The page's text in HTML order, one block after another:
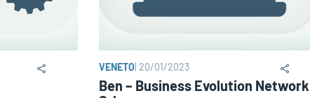
VENETO 20/01/2023
Ben – Business Evolution Network